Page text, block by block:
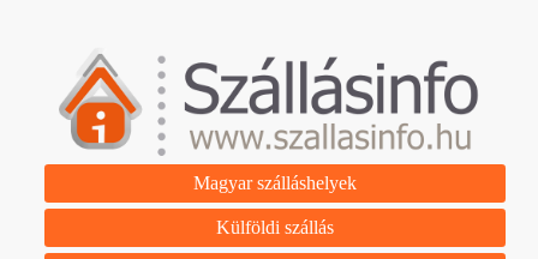
Magyar szálláshelyek
Külföldi szállás